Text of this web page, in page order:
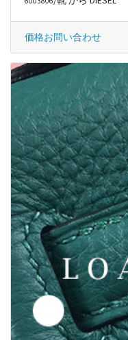
価格お問い合わせ